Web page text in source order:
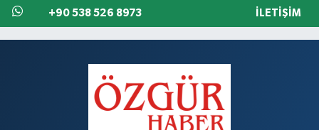
+90 538 526 8973 İLETIŞIM